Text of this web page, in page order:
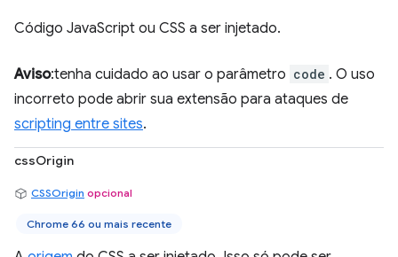
Código JavaScript ou CSS a ser injetado.
Aviso:tenha cuidado ao usar o parâmetro code . O uso
incorreto pode abrir sua extensão para ataques de
scripting entre sites.
cssOrigin
CSSOrigin opcional
Chrome 66 ou mais recente